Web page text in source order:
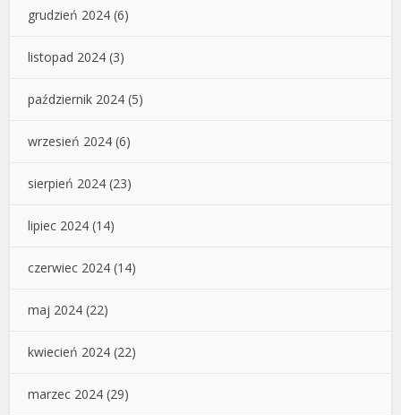
grudzień 2024 (6)
listopad 2024 (3)
październik 2024 (5)
wrzesień 2024 (6)
sierpień 2024 (23)
lipiec 2024 (14)
czerwiec 2024 (14)
maj 2024 (22)
kwiecień 2024 (22)
marzec 2024 (29)